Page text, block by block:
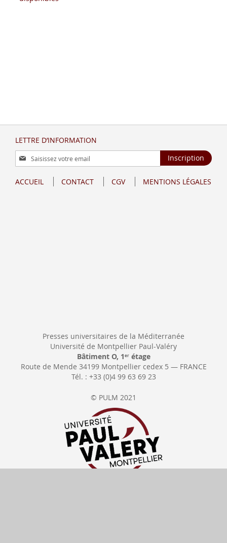
LETTRE D’INFORMATION
Inscription
à
lettre
Inscription
ACCUEIL CONTACT CGV MENTIONS LÉGALES
Presses universitaires de la Méditerranée
Université de Montpellier Paul-Valéry
Bâtiment O, 1 erétage
Route de Mende 34199 Montpellier cedex 5 — FRANCE
Tél. : +33 (0)4 99 63 69 23
© PULM 2021